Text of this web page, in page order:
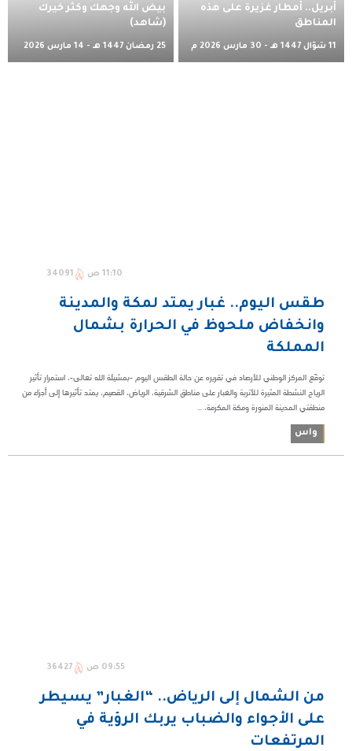
أبريل.. أمطار غزيرة على هذه
المناطق
11 شوّال 1447 هـ - 30 مارس 2026 م
بيض الله وجهك وكثر خيرك
(شاهد)
25 رمضان 1447 هـ - 14 مارس 2026
11:10 ص 34091
طقس اليوم.. غبار يمتد لمكة والمدينة
وانخفاض ملحوظ في الحرارة بشمال
المملكة
توقّع المركز الوطني للأرصاد في تقريره عن حالة الطقس اليوم -بمشيئة الله تعالى-، استمرار تأثير
الرياح النشطة المثيرة للأتربة والغبار على مناطق الشرقية، الرياض، القصيم، يمتد تأثيرها إلى أجزاء من
منطقتي المدينة المنورة ومكة المكرمة، ...
واس
09:55 ص 36427
من الشمال إلى الرياض.. “الغبار” يسيطر
على الأجواء والضباب يربك الرؤية في
المرتفعات